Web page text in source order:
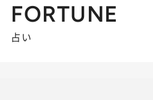
FORTUNE
占い